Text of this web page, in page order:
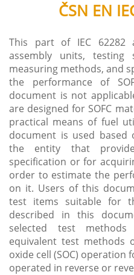
ČSN EN
This part of IEC 62282
assembly units, testing
measuring methods, and
the performance of
document is not
are designed for SOFC
practical means of fuel
document is used
the entity that
specification or for
order to estimate the
on it. Users of this
test items suitable for
described in this
selected test
equivalent test methods
oxide cell (SOC) operation
operated in reverse or